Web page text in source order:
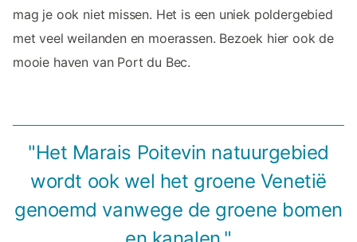
mag je ook niet missen. Het is een uniek poldergebied
met veel weilanden en moerassen. Bezoek hier ook de
mooie haven van Port du Bec.
"Het Marais Poitevin natuurgebied
wordt ook wel het groene Venetië
genoemd vanwege de groene bomen